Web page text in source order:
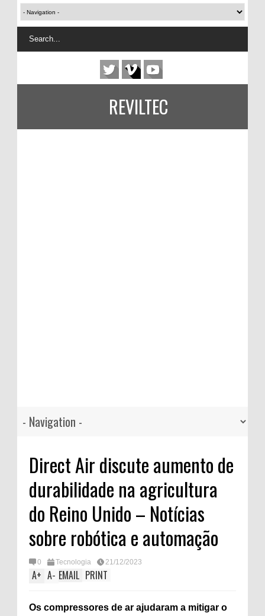
REVILTEC
Direct Air discute aumento de
durabilidade na agricultura
do Reino Unido – Notícias
sobre robótica e automação
0 Tecnologia 21/12/2023
A+ A- EMAIL PRINT
Os compressores de ar ajudaram a mitigar o